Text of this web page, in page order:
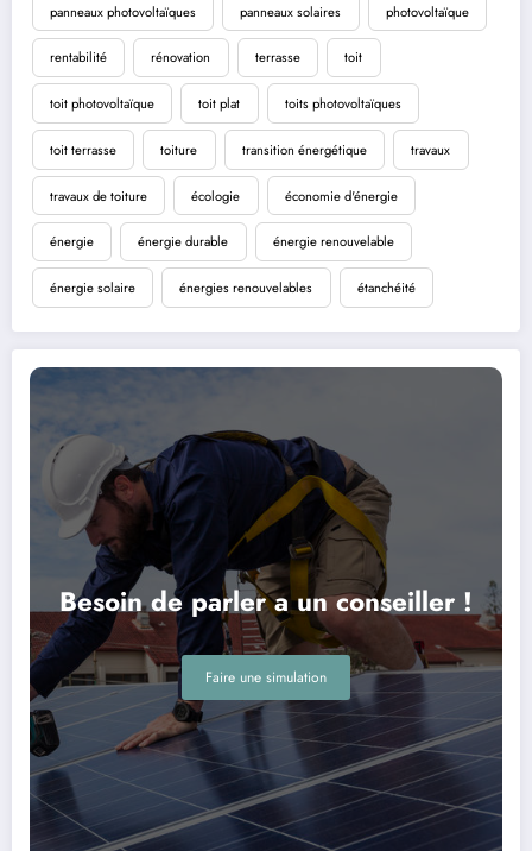
panneaux photovoltaïques panneaux solaires photovoltaïque
rentabilité rénovation terrasse toit
toit photovoltaïque toit plat toits photovoltaïques
toit terrasse toiture transition énergétique travaux
travaux de toiture écologie économie d'énergie
énergie énergie durable énergie renouvelable
énergie solaire énergies renouvelables étanchéité
Besoin de parler a un conseiller !
Faire une simulation